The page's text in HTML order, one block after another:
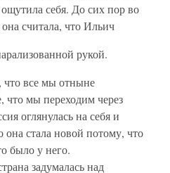
себя. До сих пор во
считала, что Ильич
рукой.
что все мы отныне
что мы переходим через
оглянулась на себя и
она стала новой потому, что
было у него.
задумалась над